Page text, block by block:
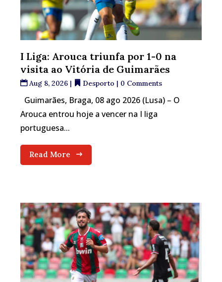
I Liga: Arouca triunfa por 1-0 na
visita ao Vitória de Guimarães
Aug 8, 2026 | Desporto | 0 Comments
Guimarães, Braga, 08 ago 2026 (Lusa) – O
Arouca entrou hoje a vencer na I liga
portuguesa...
Read More